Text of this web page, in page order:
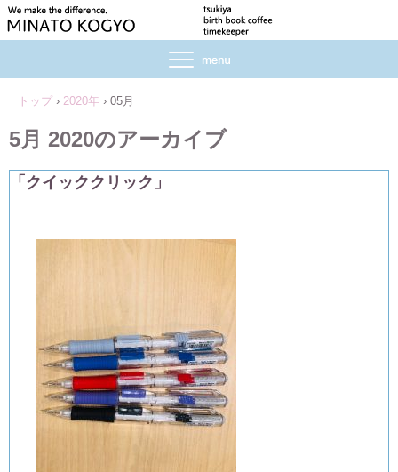
トップ › 2020年 › 05月
5月 2020のアーカイブ
「クイッククリック」